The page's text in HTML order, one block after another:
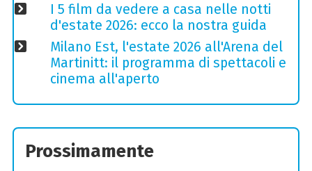
I 5 film da vedere a casa nelle notti
d'estate 2026: ecco la nostra guida
Milano Est, l'estate 2026 all'Arena del
Martinitt: il programma di spettacoli e
cinema all'aperto
Prossimamente